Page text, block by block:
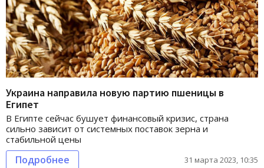
Украина направила новую партию пшеницы в
Египет
В Египте сейчас бушует финансовый кризис, страна
сильно зависит от системных поставок зерна и
стабильной цены
Подробнее 31 марта 2023, 10:35